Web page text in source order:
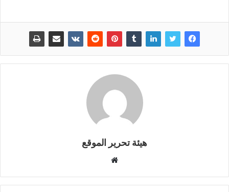
هيئة تحرير الموقع